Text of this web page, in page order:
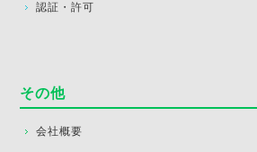
認証・許可
その他
会社概要